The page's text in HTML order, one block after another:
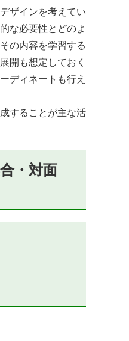
ザインを考えてい
な必要性とどのよ
の内容を学習する
開も想定しておく
ディネートも行え
することが主な活
・対面